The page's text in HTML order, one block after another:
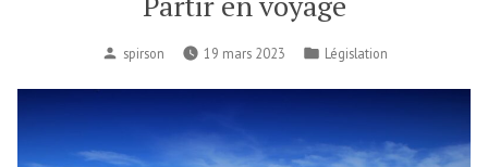
spirson 19 mars 2023 Législation